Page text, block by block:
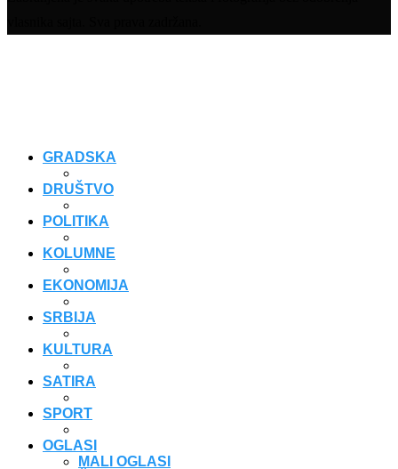
GRADSKA
DRUŠTVO
POLITIKA
KOLUMNE
EKONOMIJA
SRBIJA
KULTURA
SATIRA
SPORT
OGLASI
MALI OGLASI